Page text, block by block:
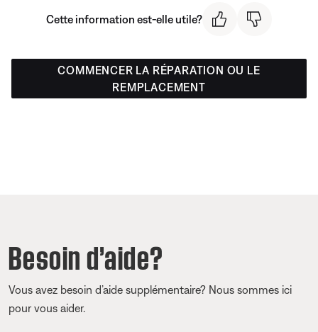
Cette information est-elle utile?
COMMENCER LA RÉPARATION OU LE
REMPLACEMENT
Besoin d’aide?
Vous avez besoin d’aide supplémentaire? Nous sommes ici
pour vous aider.